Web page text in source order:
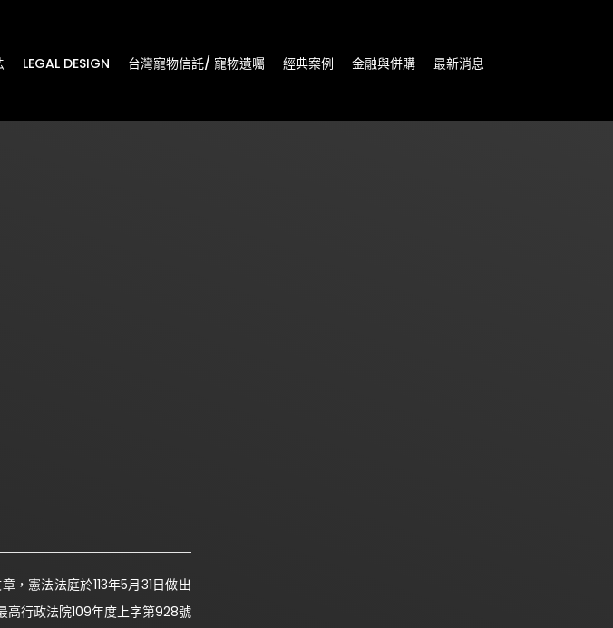
LEGAL DESIGN 台灣寵物信託/ 寵物遺囑 經典案例 金融與併購 最新消息
憲法法庭於113年5月31日做出
高行政法院109年度上字第928號